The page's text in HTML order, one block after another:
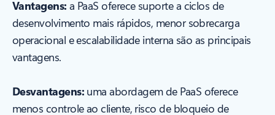
Vantagens: a PaaS oferece suporte a ciclos de
desenvolvimento mais rápidos, menor sobrecarga
operacional e escalabilidade interna são as principais
vantagens.
Desvantagens:uma abordagem de PaaS oferece
menos controle ao cliente, risco de bloqueio de